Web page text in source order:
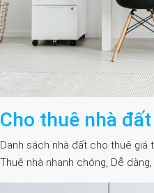
Cho thuê nhà đất
Danh sách nhà đất cho thuê giá
Thuê nhà nhanh chóng, Dễ